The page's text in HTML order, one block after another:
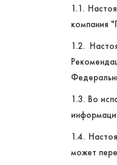
1.1.
компания
1.2.
1.3. Во
1.4.
может